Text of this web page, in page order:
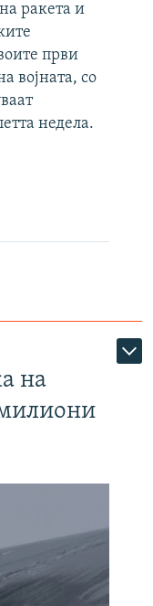
ракета и
први
војната, со
недела.
на